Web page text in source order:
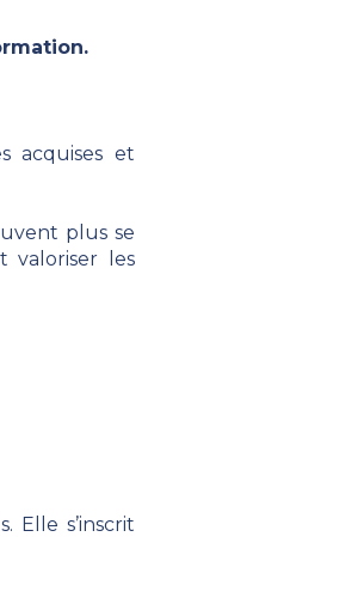
acquises et
plus se
valoriser les
Elle s’inscrit